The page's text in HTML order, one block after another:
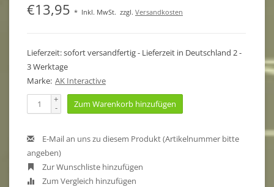
€13,95 * Inkl. MwSt. zzgl. Versandkosten
Lieferzeit: sofort versandfertig - Lieferzeit in Deutschland 2 -
3 Werktage
Marke: AK Interactive
+
- Zum Warenkorb hinzufügen
E-Mail an uns zu diesem Produkt (Artikelnummer bitte
angeben)
Zur Wunschliste hinzufügen
Zum Vergleich hinzufügen